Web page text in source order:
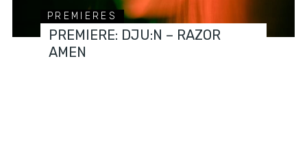
PREMIERES
PREMIERE: DJU:N – RAZOR
AMEN